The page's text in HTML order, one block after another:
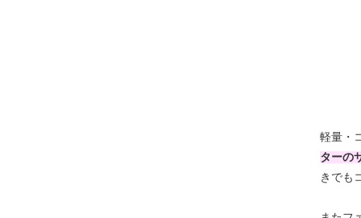
軽量・
ターの
きでも